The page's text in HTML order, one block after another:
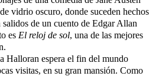
vidrio oscuro, donde suceden hechos
salidos de un cuento de Edgar Allan
es El reloj de sol, una de las mejores
Halloran espera el fin del mundo
visitas, en su gran mansión. Como